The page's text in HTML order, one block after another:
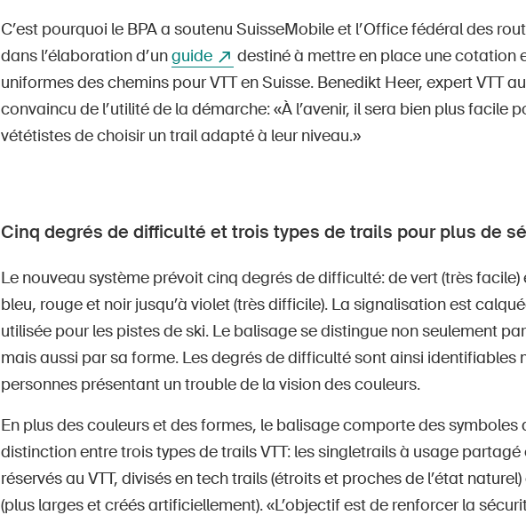
C’est pourquoi le BPA a soutenu SuisseMobile et l’Office fédéral des
dans l’élaboration d’unguide
destiné à mettre en place une cotation
uniformes des chemins pour VTT en Suisse. Benedikt Heer, expert VTT
convaincu de l’utilité de la démarche: «À l’avenir, il sera bien plus facile
vététistes de choisir un trail adapté à leur niveau.»
Cinq degrés de difficulté et trois types de trails pour plus de
Le nouveau système prévoit cinq degrés de difficulté: de vert (très
bleu, rouge et noir jusqu’à violet (très difficile). La signalisation est
utilisée pour les pistes de ski. Le balisage se distingue non seulement
mais aussi par sa forme. Les degrés de difficulté sont ainsi identifiables
personnes présentant un trouble de la vision des couleurs.
En plus des couleurs et des formes, le balisage comporte des symboles
distinction entre trois types de trails VTT: les singletrails à usage
réservés au VTT, divisés en tech trails (étroits et proches de l’état
(plus larges et créés artificiellement). «L’objectif est de renforcer la